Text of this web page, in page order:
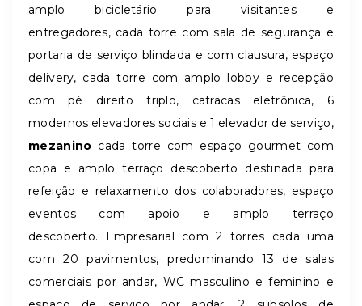
amplo bicicletário para visitantes e
entregadores, cada torre com sala de segurança e
portaria de serviço blindada e com clausura, espaço
delivery, cada torre com amplo lobby e recepção
com pé direito triplo, catracas eletrônica, 6
modernos elevadores sociais e 1 elevador de serviço,
mezanino cada torre com espaço gourmet com
copa e amplo terraço descoberto destinada para
refeição e relaxamento dos colaboradores, espaço
eventos com apoio e amplo terraço
descoberto. Empresarial com 2 torres cada uma
com 20 pavimentos, predominando 13 de salas
comerciais por andar, WC masculino e feminino e